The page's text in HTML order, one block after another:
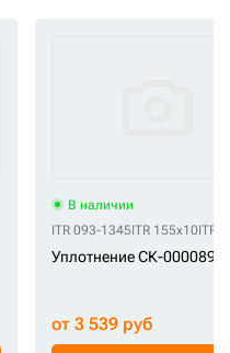
В наличии
ITR 093-1345ITR 155x10ITR
Уплотнение СК-0000895
от 3 539 руб